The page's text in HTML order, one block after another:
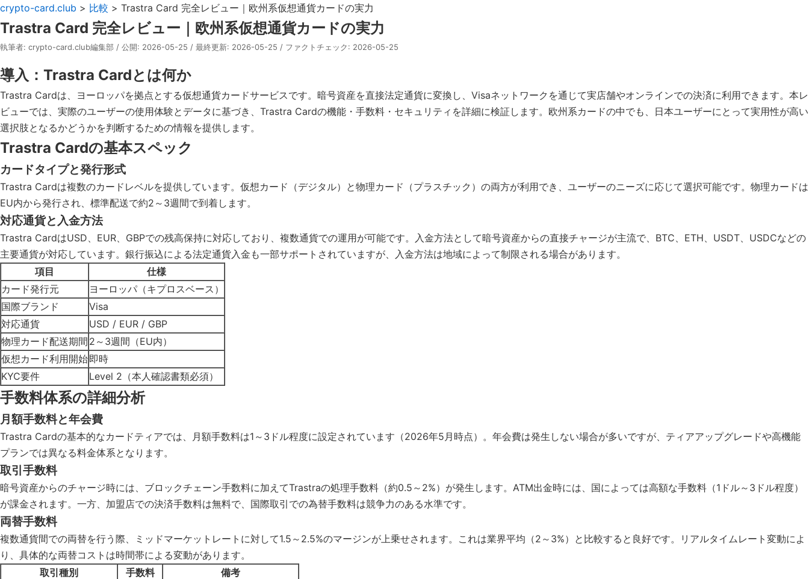
crypto-card.club > 比較 > Trastra Card 完全レビュー｜欧州系仮想通貨カードの実力
Trastra Card 完全レビュー｜欧州系仮想通貨カードの実力
執筆者: crypto-card.club編集部 / 公開: 2026-05-25 / 最終更新: 2026-05-25 / ファクトチェック: 2026-05-25
導入：Trastra Cardとは何か
Trastra Cardは、ヨーロッパを拠点とする仮想通貨カードサービスです。暗号資産を直接法定通貨に変換し、Visaネットワークを通じて実店舗やオンラインでの決済に利用できます。本レ
ビューでは、実際のユーザーの使用体験とデータに基づき、Trastra Cardの機能・手数料・セキュリティを詳細に検証します。欧州系カードの中でも、日本ユーザーにとって実用性が高い
選択肢となるかどうかを判断するための情報を提供します。
Trastra Cardの基本スペック
カードタイプと発行形式
Trastra Cardは複数のカードレベルを提供しています。仮想カード（デジタル）と物理カード（プラスチック）の両方が利用でき、ユーザーのニーズに応じて選択可能です。物理カードは
EU内から発行され、標準配送で約2～3週間で到着します。
対応通貨と入金方法
Trastra CardはUSD、EUR、GBPでの残高保持に対応しており、複数通貨での運用が可能です。入金方法として暗号資産からの直接チャージが主流で、BTC、ETH、USDT、USDCなどの
主要通貨が対応しています。銀行振込による法定通貨入金も一部サポートされていますが、入金方法は地域によって制限される場合があります。
項目
仕様
カード発行元
ヨーロッパ（キプロスベース）
国際ブランド
Visa
対応通貨
USD / EUR / GBP
物理カード配送期間 2～3週間（EU内）
仮想カード利用開始即時
KYC要件
Level 2（本人確認書類必須）
手数料体系の詳細分析
月額手数料と年会費
Trastra Cardの基本的なカードティアでは、月額手数料は1～3ドル程度に設定されています（2026年5月時点）。年会費は発生しない場合が多いですが、ティアアップグレードや高機能
プランでは異なる料金体系となります。
取引手数料
暗号資産からのチャージ時には、ブロックチェーン手数料に加えてTrastraの処理手数料（約0.5～2%）が発生します。ATM出金時には、国によっては高額な手数料（1ドル～3ドル程度）
が課金されます。一方、加盟店での決済手数料は無料で、国際取引での為替手数料は競争力のある水準です。
両替手数料
複数通貨間での両替を行う際、ミッドマーケットレートに対して1.5～2.5%のマージンが上乗せされます。これは業界平均（2～3%）と比較すると良好です。リアルタイムレート変動によ
り、具体的な両替コストは時間帯による変動があります。
取引種別
手数料
備考